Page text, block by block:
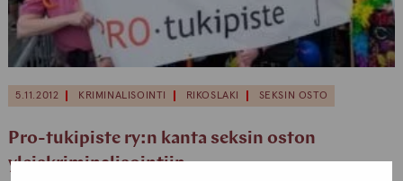
5.11.2012 KRIMINALISOINTI RIKOSLAKI SEKSIN OSTO
Pro-tukipiste ry:n kanta seksin oston
yleiskriminalisointiin